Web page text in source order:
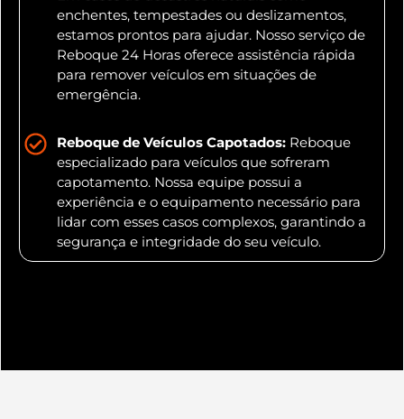
enchentes, tempestades ou deslizamentos,
estamos prontos para ajudar. Nosso serviço de
Reboque 24 Horas oferece assistência rápida
para remover veículos em situações de
emergência.
Reboque de Veículos Capotados: Reboque
especializado para veículos que sofreram
capotamento. Nossa equipe possui a
experiência e o equipamento necessário para
lidar com esses casos complexos, garantindo a
segurança e integridade do seu veículo.